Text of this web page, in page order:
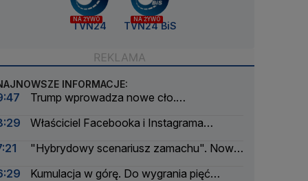
NA ŻYWO
TVN24
NA ŻYWO
TVN24 BiS
INFORMACJE:
Trump wprowadza nowe cło.
Właściciel Facebooka i Instagrama
"Hybrydowy scenariusz zamachu". Nowe
Kumulacja w górę. Do wygrania pięć